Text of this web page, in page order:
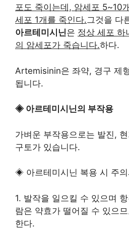
포도 죽이는데, 암세포 5~10
세포 1개를 죽인다.그것을 다
아르테미시닌은 정상 세포 하
의 암세포가 죽습니다.하다.
Artemisinin은 좌약, 경구 제
됩니다.
◈ 아르테미시닌의 부작용
가벼운 부작용으로는 발진,
구토가 있습니다.
◈ 아르테미시닌 복용 시 주
1. 발작을 일으킬 수 있으며
람은 약효가 떨어질 수 있으
한다.